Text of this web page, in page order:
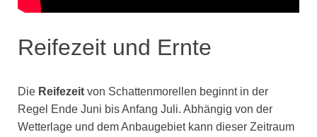
Reifezeit und Ernte
Die Reifezeit von Schattenmorellen beginnt in der
Regel Ende Juni bis Anfang Juli. Abhängig von der
Wetterlage und dem Anbaugebiet kann dieser Zeitraum